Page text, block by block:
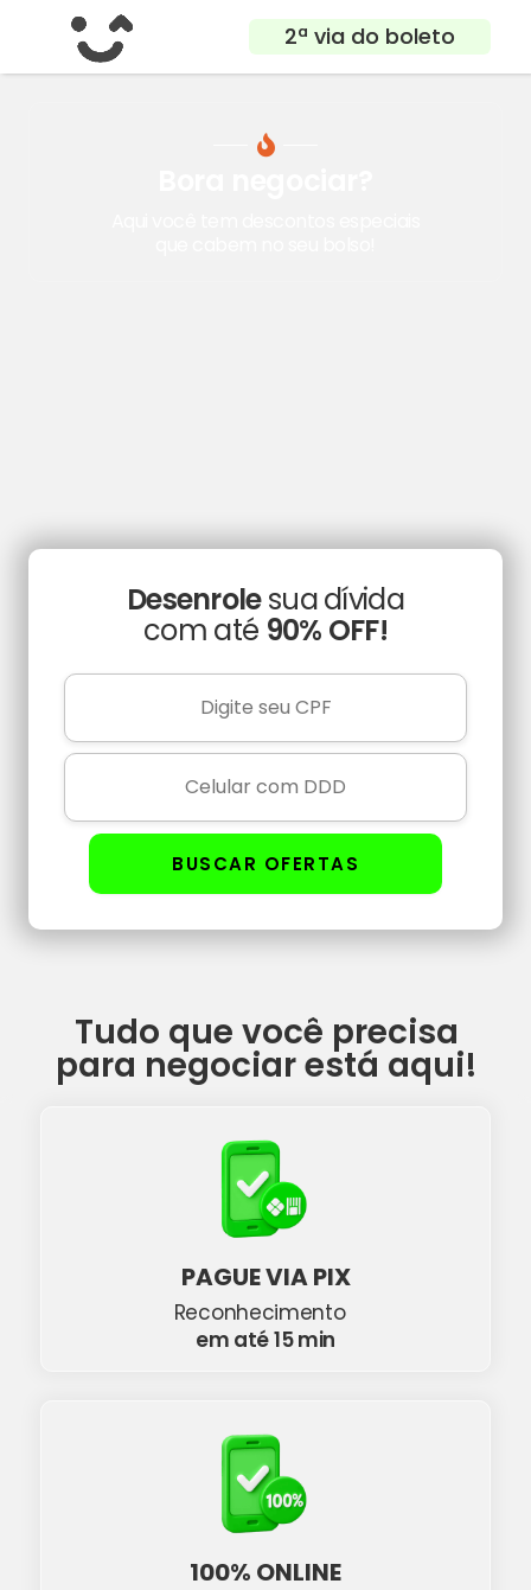
2ª via do boleto
Desenrolesua dívida
com até 90% OFF!
BUSCAR OFERTAS
Tudo que você precisa
para negociar está aqui!
PAGUE VIA PIX
Reconhecimento
em até 15 min
100% ONLINE